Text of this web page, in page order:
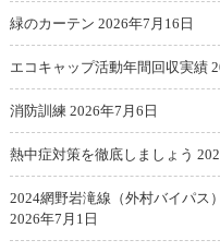
緑のカーテン 2026年7月16日
エコキャップ活動年間回収実績
消防訓練 2026年7月6日
熱中症対策を徹底しましょう
2024網野岩滝線（外村バイパ
2026年7月1日